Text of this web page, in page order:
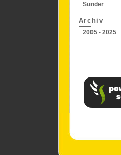
Sünder
Archiv
2005 - 2025